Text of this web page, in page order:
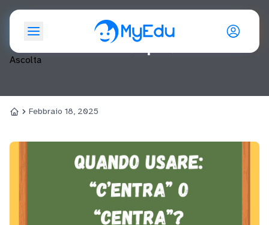
Ascolta
Giorno: <span>18 Febbraio
2025</span>
HomeFebbraio 18, 2025